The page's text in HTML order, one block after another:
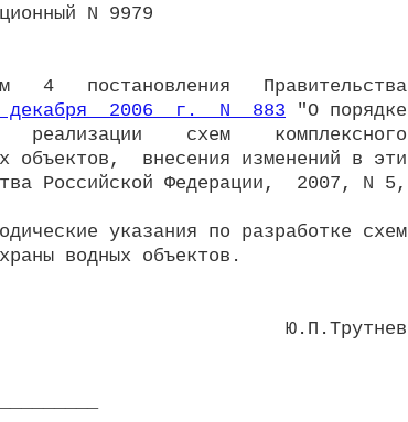
N 9979
4   постановления   Правительства
2006  г.  N  883 "О порядке
реализации    схем    комплексного
объектов,  внесения изменений в эти
Российской Федерации,  2007, N 5,
указания по разработке схем
водных объектов.
Ю.П.Трутнев